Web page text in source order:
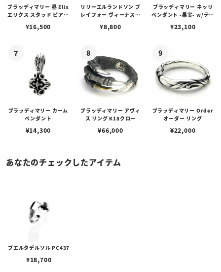
ブラッディマリー 昼 Elix
エリクス スタッド ピアス
¥16,500
リリーエルランドソン プ
レイフォー ヴィーナスチ
¥8,800
ブラッディマリー ネッリ
ペンダント -果実- w/ティ
¥23,100
ブラッディマリー カーム
ペンダント
¥14,300
ブラッディマリー アヴィ
ス リング K18クロー
¥66,000
ブラッディマリー Order
オーダー リング
¥22,000
あなたのチェックしたアイテム
プエルタデルソル PC437
¥18,700